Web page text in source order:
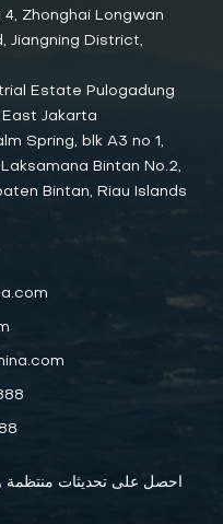
4, Zhonghai Longwan
Jiangning District,
Estate Pulogadung
East Jakarta
Spring, blk A3 no 1,
Bintan No.2,
Bintan, Riau Islands
احصل على تحديثات منتظمة